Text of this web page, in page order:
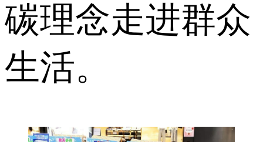
碳理念走进群众
生活。